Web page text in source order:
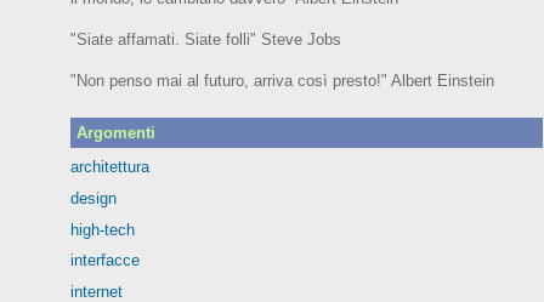
"Siate affamati. Siate folli" Steve Jobs
"Non penso mai al futuro, arriva così presto!" Albert Einstein
Argomenti
architettura
design
high-tech
interfacce
internet